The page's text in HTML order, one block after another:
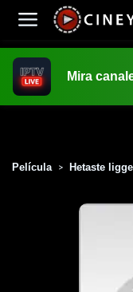
Mira
Película > Hetaste